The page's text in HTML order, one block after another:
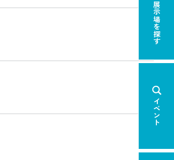
展示場を探す
イベント